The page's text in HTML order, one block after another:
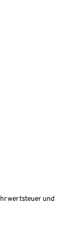
und